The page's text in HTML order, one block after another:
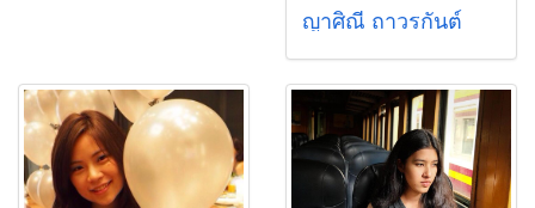
ญาศิณี ถาวรกันต์